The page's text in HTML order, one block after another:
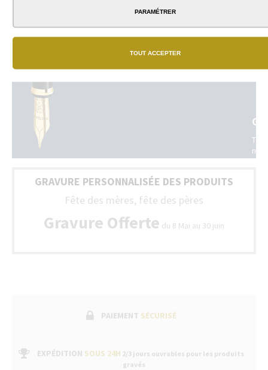
PARAMÉTRER
TOUT ACCEPTER
vrai
la
nos
GRAVURE PERSONNALISÉE DES PRODUITS
Fête des mères, fête des pères
Gravure Offerte du 8 Mai au 30 juin
PAIEMENT SÉCURISÉ
EXPÉDITION SOUS 24H 2/3 jours ouvrables pour les produits
gravés